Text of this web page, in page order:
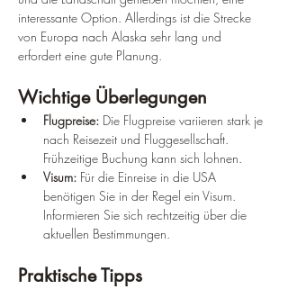
interessante Option. Allerdings ist die Strecke
von Europa nach Alaska sehr lang und
erfordert eine gute Planung.
Wichtige Überlegungen
Flugpreise: Die Flugpreise variieren stark je
nach Reisezeit und Fluggesellschaft.
Frühzeitige Buchung kann sich lohnen.
Visum: Für die Einreise in die USA
benötigen Sie in der Regel ein Visum.
Informieren Sie sich rechtzeitig über die
aktuellen Bestimmungen.
Praktische Tipps